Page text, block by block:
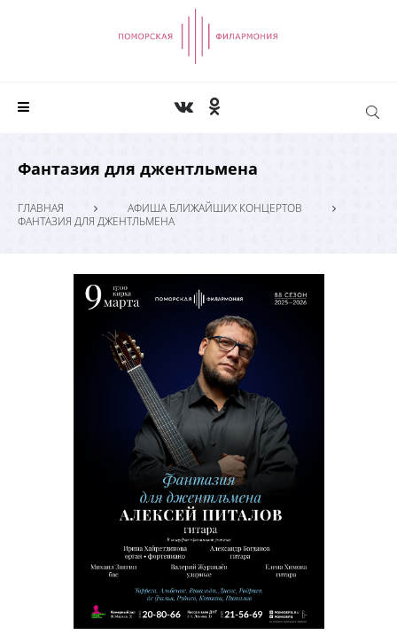
Фантазия для джентльмена
ГЛАВНАЯ
АФИША БЛИЖАЙШИХ КОНЦЕРТОВ
ФАНТАЗИЯ ДЛЯ ДЖЕНТЛЬМЕНА